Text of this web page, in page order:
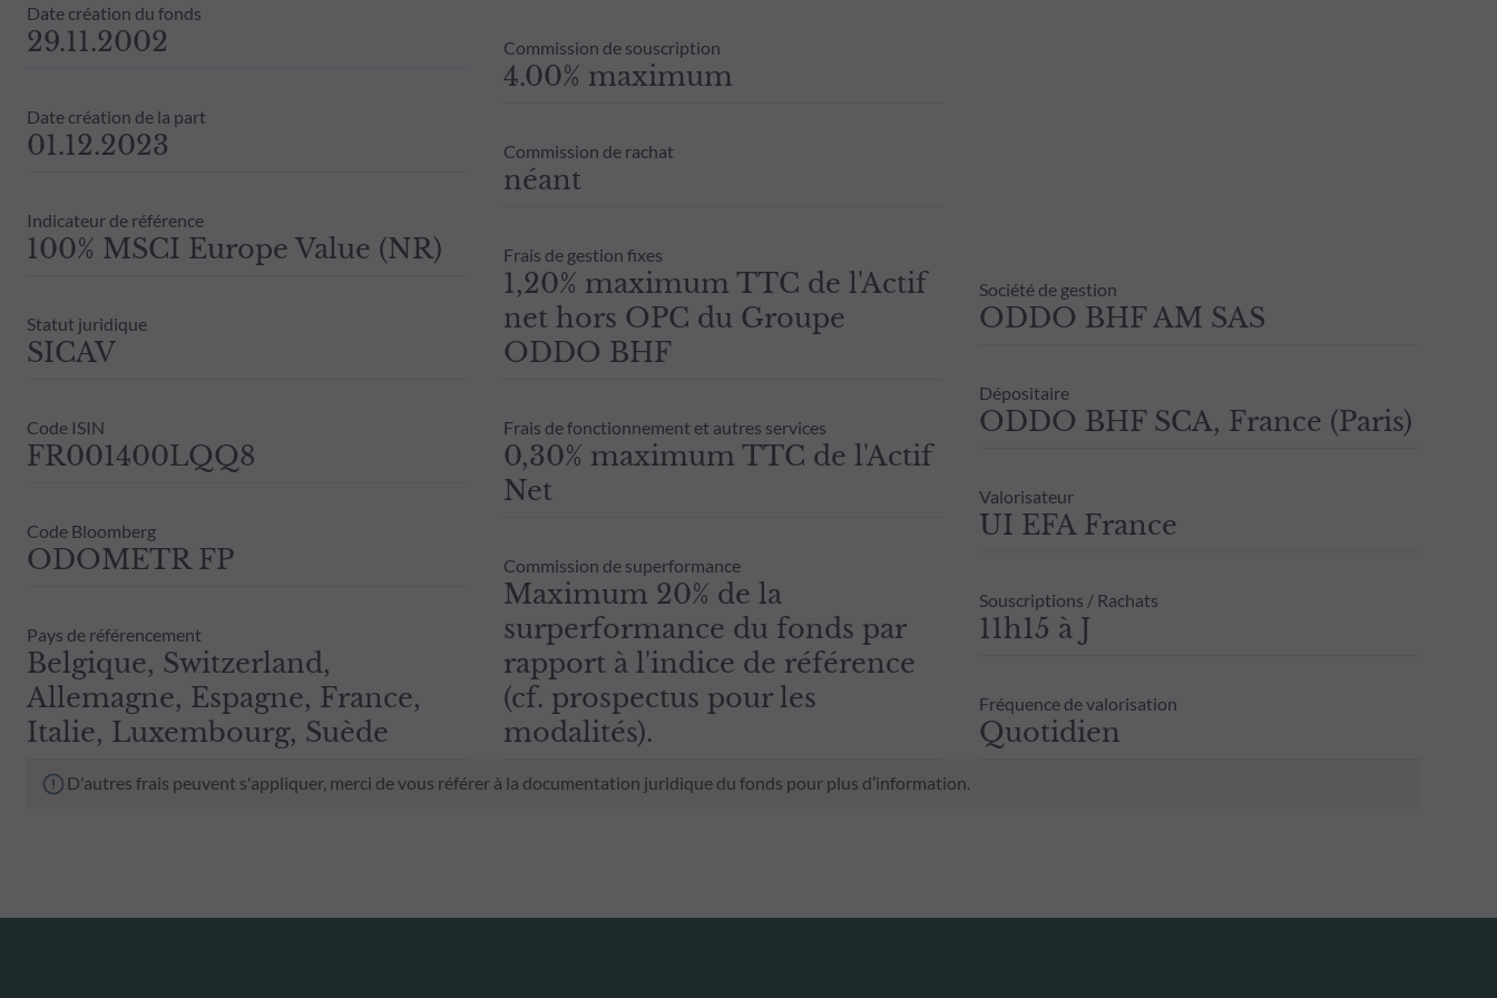
Date création du fonds
29.11.2002
Date création de la part
01.12.2023
Indicateur de référence
100% MSCI Europe Value (NR)
Statut juridique
SICAV
Code ISIN
FR001400LQQ8
Code Bloomberg
ODOMETR FP
Pays de référencement
Belgique, Switzerland,
Allemagne, Espagne, France,
Italie, Luxembourg, Suède
Commission de souscription
4.00% maximum
Commission de rachat
néant
Frais de gestion fixes
1,20% maximum TTC de l'Actif
net hors OPC du Groupe
ODDO BHF
Frais de fonctionnement et autres services
0,30% maximum TTC de l'Actif
Net
Commission de superformance
Maximum 20% de la
surperformance du fonds par
rapport à l'indice de référence
(cf. prospectus pour les
modalités).
Société de gestion
ODDO BHF AM SAS
Dépositaire
ODDO BHF SCA, France (Paris)
Valorisateur
UI EFA France
Souscriptions / Rachats
11h15 à J
Fréquence de valorisation
Quotidien
D'autres frais peuvent s'appliquer, merci de vous référer à la documentation juridique du fonds pour plus d’information.